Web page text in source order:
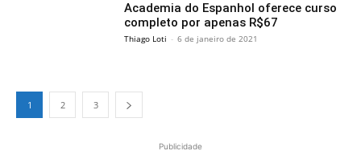
Academia do Espanhol oferece curso
completo por apenas R$67
Thiago Loti - 6 de janeiro de 2021
1 2 3
Publicidade